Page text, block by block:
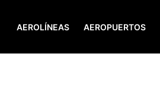
AEROLÍNEAS AEROPUERTOS